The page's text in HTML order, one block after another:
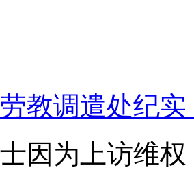
教调遣处纪实
因为上访维